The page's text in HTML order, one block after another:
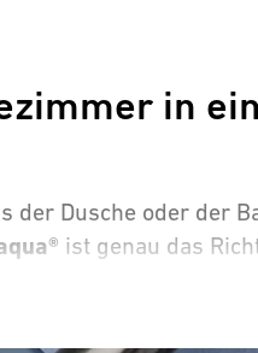
in
der Dusche oder der
ist genau das